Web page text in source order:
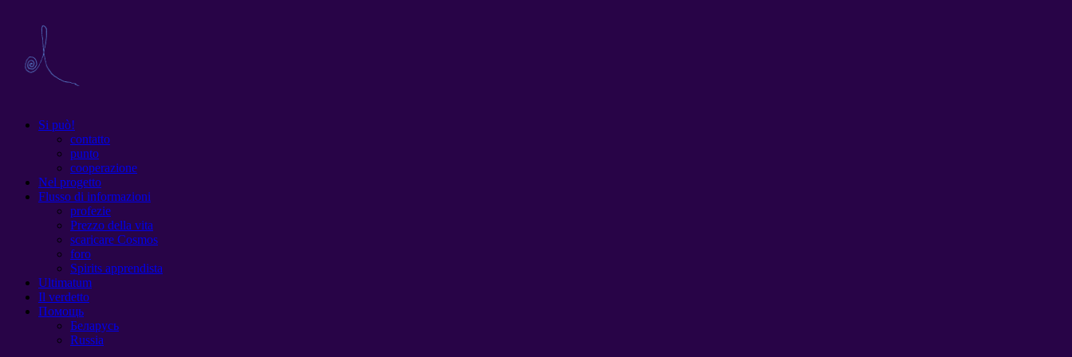
Si può!
contatto
punto
cooperazione
Nel progetto
Flusso di informazioni
profezie
Prezzo della vita
scaricare Cosmos
foro
Spirits apprendista
Ultimatum
Il verdetto
Помощь
Беларусь
Russia